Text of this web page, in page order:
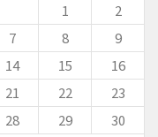
1
2
7 8
9
14 15
16
21 22
23
28 29
30